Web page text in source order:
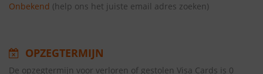
Onbekend (help ons het juiste email adres zoeken)
OPZEGTERMIJN
De opzegtermijn voor verloren of gestolen Visa Cards is 0